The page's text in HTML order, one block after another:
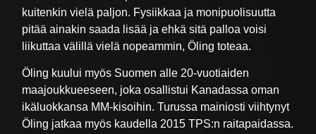
kuitenkin vielä paljon. Fysiikkaa ja monipuolisuutta
pitää ainakin saada lisää ja ehkä sitä palloa voisi
liikuttaa välillä vielä nopeammin, Öling toteaa.
Öling kuului myös Suomen alle 20-vuotiaiden
maajoukkueeseen, joka osallistui Kanadassa oman
ikäluokkansa MM-kisoihin. Turussa mainiosti viihtynyt
Öling jatkaa myös kaudella 2015 TPS:n raitapaidassa.